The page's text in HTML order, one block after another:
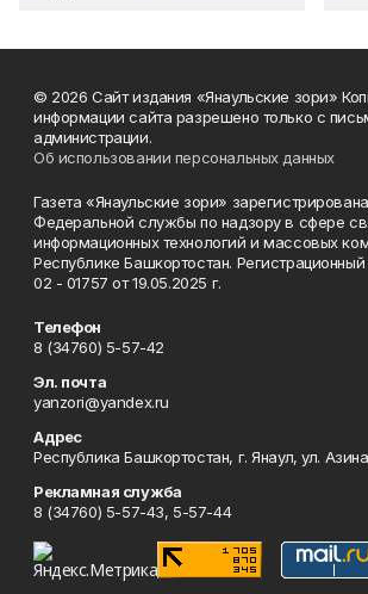
© 2026 Сайт издания «Янаульские зори»
информации сайта разрешено только с
администрации.
Об использовании персональных данных
Газета «Янаульские зори»
Федеральной службы по надзору в сфере
информационных технологий и массовых
Республике Башкортостан.
02 - 01757 от 19.05.2025 г.
Телефон
8 (34760) 5-57-42
Эл. почта
yanzori@yandex.ru
Адрес
Республика Башкортостан, г. Янаул, ул.
Рекламная служба
8 (34760) 5-57-43, 5-57-44